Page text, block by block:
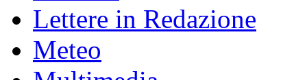
Lettere in Redazione
Meteo